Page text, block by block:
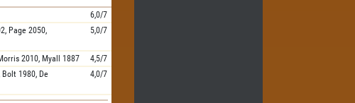
6,0/7
Page 2050,
5,0/7
2010, Myall 1887
4,5/7
Bolt 1980, De
4,0/7